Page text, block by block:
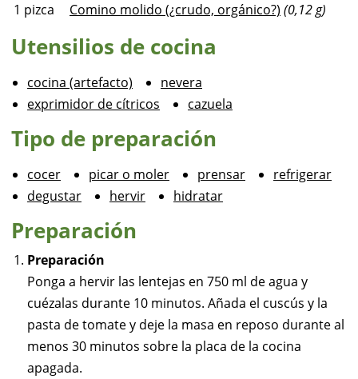
1 pizca Comino molido (¿crudo, orgánico?) (0,12 g)
Utensilios de cocina
cocina (artefacto)
nevera
exprimidor de cítricos
cazuela
Tipo de preparación
cocer picar o moler prensar
refrigerar
degustar
hervir hidratar
Preparación
Preparación
Ponga a hervir las lentejas en 750 ml de agua y
cuézalas durante 10 minutos. Añada el cuscús y la
pasta de tomate y deje la masa en reposo durante al
menos 30 minutos sobre la placa de la cocina
apagada.